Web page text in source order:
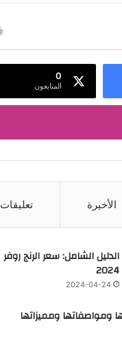
0
المتابعون
الأخيرة تعليقات
الدليل الشامل: سعر الرنج روفر
2024
2024-04-24
٢٠١٦- سعرها ومواصفاتها ومميزاتها